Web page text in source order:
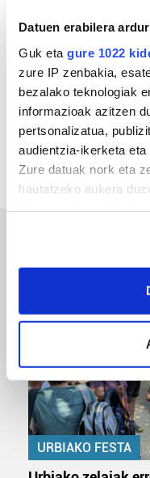
Datuen erabilera
Guk eta gure 1022
zure IP zenbakia,
bezalako teknologiak
informazioak azitzen
pertsonalizatua,
audientzia-ikerketa
Zure datuak nork eta
hautatzeko aukera
If you allow, we would
Collect
meters
Identify your
specific
Find out more about
and set your
Guk eta gure
MEMORIA
«Gai tabua izan
azkeneko
URBIAKO FESTA